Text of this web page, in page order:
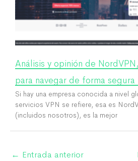
Análisis y opinión de
para navegar de forma
Si hay una empresa conocida a nivel
servicios VPN se refiere, esa es
(incluidos nosotros), es la mejor
← Entrada anterior